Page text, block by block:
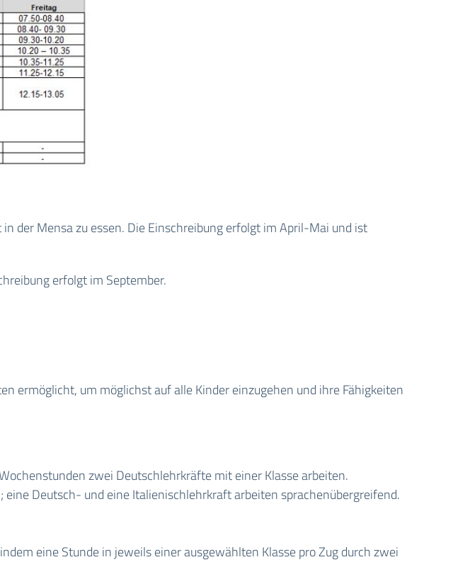
der Mensa zu essen. Die Einschreibung erfolgt im April-Mai und ist
erfolgt im September.
ermöglicht, um möglichst auf alle Kinder einzugehen und ihre Fähigkeiten
zwei Deutschlehrkräfte mit einer Klasse arbeiten.
Deutsch- und eine Italienischlehrkraft arbeiten sprachenübergreifend.
eine Stunde in jeweils einer ausgewählten Klasse pro Zug durch zwei